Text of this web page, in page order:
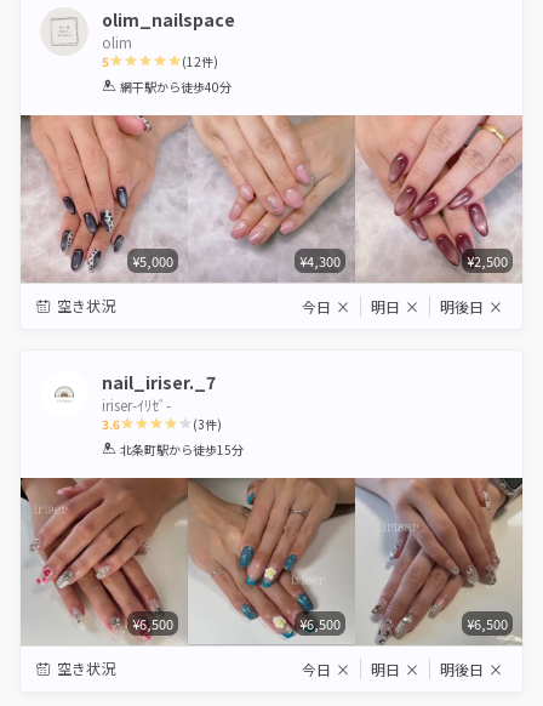
olim_nailspace
olim
5
1 2 3 4 5
(12件)
網干駅から徒歩40分
¥5,000 ¥4,300 ¥2,500
空き状況 今日 × 明日 × 明後日 ×
nail_iriser._7
iriser-ｲﾘｾﾞ-
3.6
1 2 3 4 5
(3件)
北条町駅から徒歩15分
¥6,500 ¥6,500 ¥6,500
空き状況 今日 × 明日 × 明後日 ×